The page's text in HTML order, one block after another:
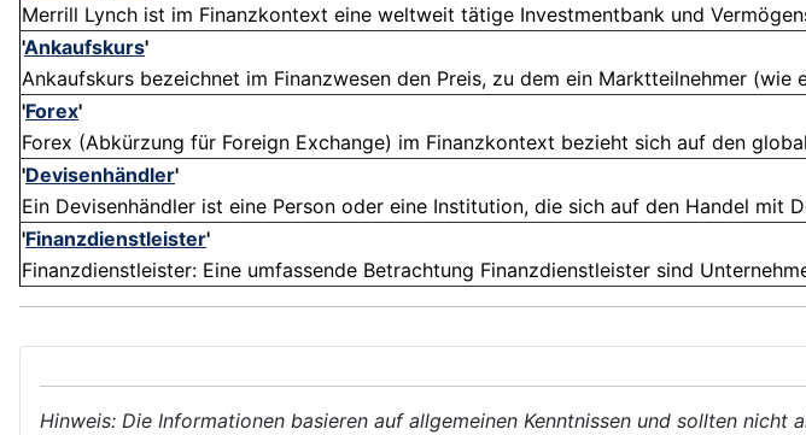
Merrill Lynch ist im Finanzkontext eine weltweit tätige Investmentbank und
'Ankaufskurs'
Ankaufskurs bezeichnet im Finanzwesen den Preis, zu dem ein Marktteilnehmer (wie
'Forex'
Forex (Abkürzung für Foreign Exchange) im Finanzkontext bezieht sich auf den
'Devisenhändler'
Ein Devisenhändler ist eine Person oder eine Institution, die sich auf den Handel mit
'Finanzdienstleister'
Finanzdienstleister: Eine umfassende Betrachtung Finanzdienstleister sind
Hinweis: Die Informationen basieren auf allgemeinen Kenntnissen und sollten nicht